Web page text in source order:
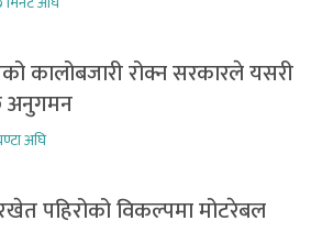
कालोबजारी रोक्न सरकारले यसरी
अनुगमन
अघि
पहिरोको विकल्पमा मोटरेबल